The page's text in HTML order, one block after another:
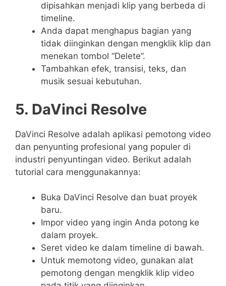
dipisahkan menjadi klip yang berbeda di
timeline.
Anda dapat menghapus bagian yang
tidak diinginkan dengan mengklik klip dan
menekan tombol “Delete”.
Tambahkan efek, transisi, teks, dan
musik sesuai kebutuhan.
5. DaVinci Resolve
DaVinci Resolve adalah aplikasi pemotong video
dan penyunting profesional yang populer di
industri penyuntingan video. Berikut adalah
tutorial cara menggunakannya:
Buka DaVinci Resolve dan buat proyek
baru.
Impor video yang ingin Anda potong ke
dalam proyek.
Seret video ke dalam timeline di bawah.
Untuk memotong video, gunakan alat
pemotong dengan mengklik klip video